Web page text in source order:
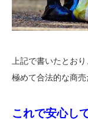
上記で書いたとお
極めて合法的な商売
これで安心し